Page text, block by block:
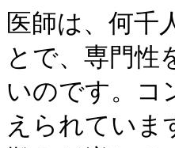
医師は、何千
とで、専門性
いのです。コ
えられていま